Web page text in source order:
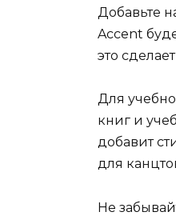
Добавьте
Accent
это
Для
книг и
добавит
для
Не